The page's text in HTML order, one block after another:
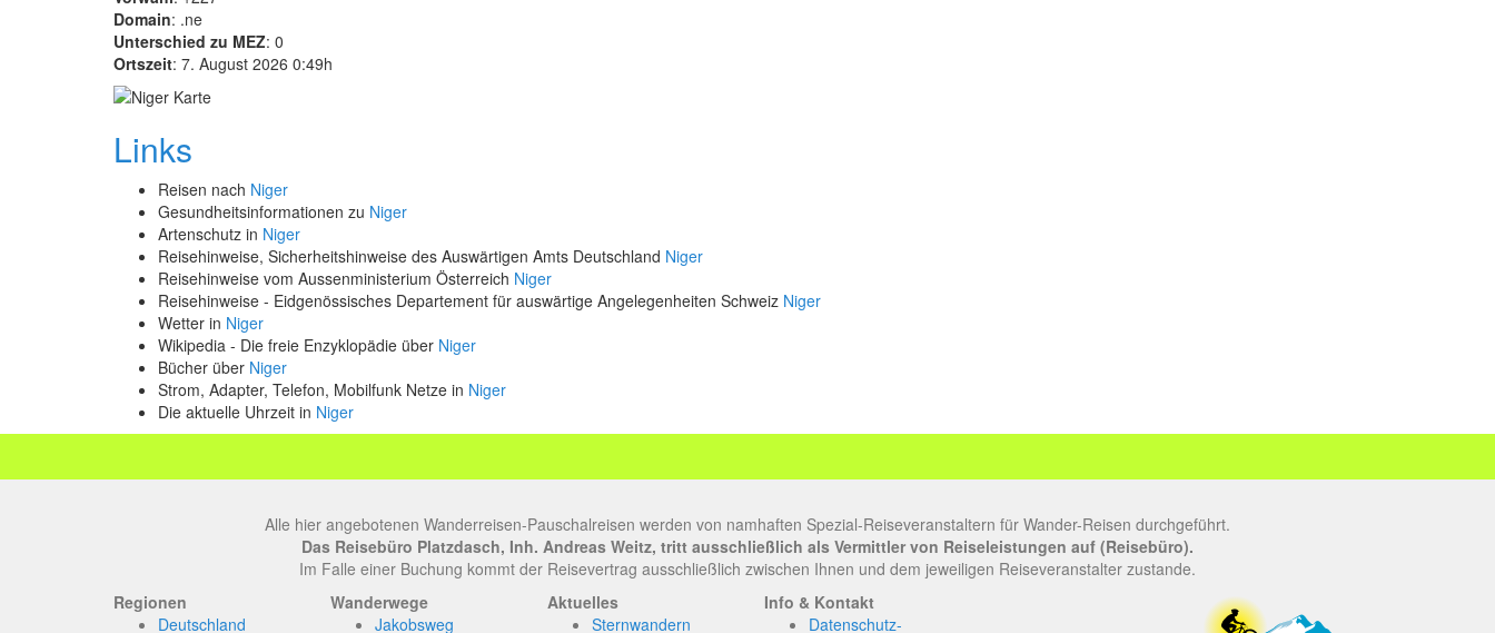
Domain: .ne
Unterschied zu MEZ: 0
Ortszeit: 7. August 2026 0:49h
Links
Reisen nach Niger
Gesundheitsinformationen zu Niger
Artenschutz in Niger
Reisehinweise, Sicherheitshinweise des Auswärtigen Amts Deutschland Niger
Reisehinweise vom Aussenministerium Österreich Niger
Reisehinweise - Eidgenössisches Departement für auswärtige Angelegenheiten Schweiz Niger
Wetter in Niger
Wikipedia - Die freie Enzyklopädie über Niger
Bücher über Niger
Strom, Adapter, Telefon, Mobilfunk Netze in Niger
Die aktuelle Uhrzeit in Niger
Alle hier angebotenen Wanderreisen-Pauschalreisen werden von namhaften Spezial-Reiseveranstaltern für Wander-Reisen durchgeführt.
Das Reisebüro Platzdasch, Inh. Andreas Weitz, tritt ausschließlich als Vermittler von Reiseleistungen auf (Reisebüro).
Im Falle einer Buchung kommt der Reisevertrag ausschließlich zwischen Ihnen und dem jeweiligen Reiseveranstalter zustande.
Regionen
Deutschland
Wanderwege
Jakobsweg
Aktuelles
Sternwandern
Info & Kontakt
Datenschutz-